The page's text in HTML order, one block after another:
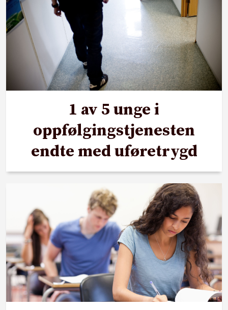
1 av 5 unge i
oppfølgingstjenesten
endte med uføretrygd